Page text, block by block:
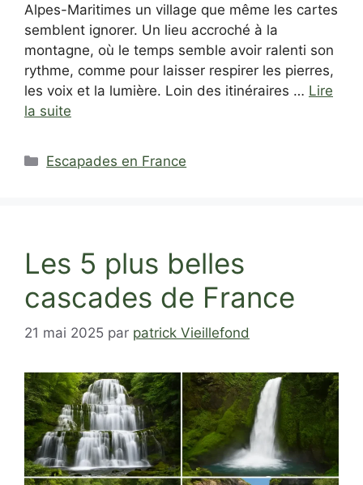
Alpes-Maritimes un village que même les cartes
semblent ignorer. Un lieu accroché à la
montagne, où le temps semble avoir ralenti son
rythme, comme pour laisser respirer les pierres,
les voix et la lumière. Loin des itinéraires … Lire
la suite
Catégories
Escapades en France
Les 5 plus belles
cascades de France
21 mai 2025 par patrick Vieillefond